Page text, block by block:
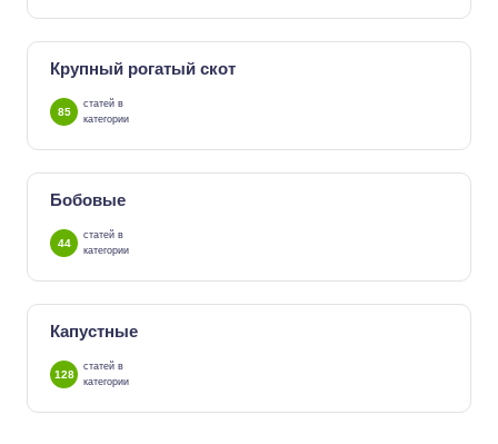
Крупный рогатый скот
85
статей в
категории
Бобовые
44
статей в
категории
Капустные
128
статей в
категории